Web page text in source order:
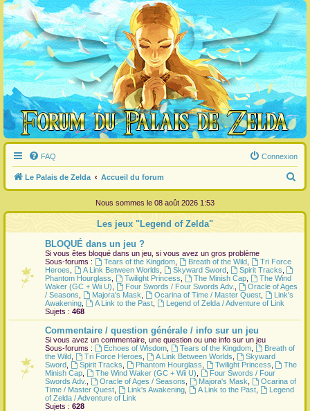
FAQ Connexion
Le Palais de Zelda Accueil du forum
e
c
Nous sommes le 08 août 2026 1:53
Les jeux "Legend of Zelda"
BLOQUÉ dans un jeu ?
Si vous êtes bloqué dans un jeu, si vous avez un gros problème
Sous-forums :
Tears of the Kingdom, Breath of the Wild,
Tri Force
Heroes
A Link Between Worlds Skyward Sword, Spirit Tracks
Phantom Hourglass
Twilight Princess The Minish Cap,
The Wind
Waker (GC + Wii U)
Four Swords / Four Swords Adv.
Oracle of Ages
/ Seasons
Majora's Mask Ocarina of Time / Master Quest,
Link's
Awakening
A Link to the Past,
Legend of Zelda / Adventure of Link
Sujets : 468
Commentaire / question générale / info sur un jeu
Si vous avez un commentaire, une question ou une info sur un jeu
Sous-forums :
Echoes of Wisdom, Tears of the Kingdom,
Breath of
the Wild
Tri Force Heroes A Link Between Worlds
Skyward
Sword
Spirit Tracks Phantom Hourglass Twilight Princess
The
Minish Cap
The Wind Waker (GC + Wii U)
Four Swords / Four
Swords Adv.
Oracle of Ages / Seasons Majora's Mask
Ocarina of
Time / Master Quest
Link's Awakening, A Link to the Past,
Legend
of Zelda / Adventure of Link
Sujets : 628